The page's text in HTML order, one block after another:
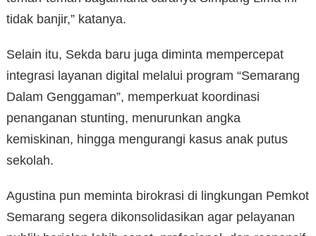
tidak banjir,” katanya.
Selain itu, Sekda baru juga diminta mempercepat
integrasi layanan digital melalui program “Semarang
Dalam Genggaman”, memperkuat koordinasi
penanganan stunting, menurunkan angka
kemiskinan, hingga mengurangi kasus anak putus
sekolah.
Agustina pun meminta birokrasi di lingkungan Pemkot
Semarang segera dikonsolidasikan agar pelayanan